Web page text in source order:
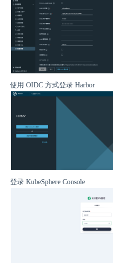
使用 OIDC 方式登录 Harbor
登录 KubeSphere Console